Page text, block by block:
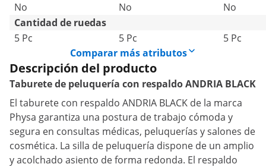
No
No
No
Cantidad de ruedas
5 Pc
5 Pc
5 Pc
Comparar más atributos
Descripción del producto
Taburete de peluquería con respaldo ANDRIA BLACK
El taburete con respaldo ANDRIA BLACK de la marca
Physa garantiza una postura de trabajo cómoda y
segura en consultas médicas, peluquerías y salones de
cosmética. La silla de peluquería dispone de un amplio
y acolchado asiento de forma redonda. El respaldo